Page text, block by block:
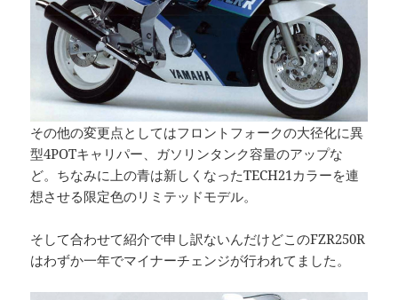
その他の変更点としてはフロントフォークの大径化に異
型4POTキャリパー、ガソリンタンク容量のアップな
ど。ちなみに上の青は新しくなったTECH21カラーを連
想させる限定色のリミテッドモデル。
そして合わせて紹介で申し訳ないんだけどこのFZR250R
はわずか一年でマイナーチェンジが行われてました。